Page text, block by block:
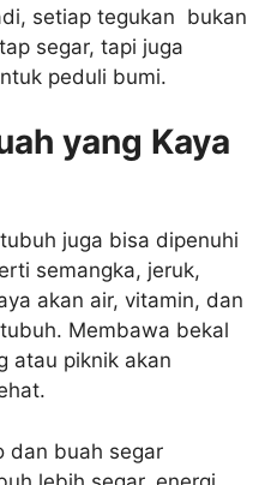
setiap tegukan bukan
segar, tapi juga
peduli bumi.
yang Kaya
juga bisa dipenuhi
semangka, jeruk,
akan air, vitamin, dan
Membawa bekal
atau piknik akan
dan buah segar